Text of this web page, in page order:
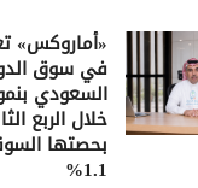
«أماروكس»
في سوق
خلال الربع
بحصتها
1.1%